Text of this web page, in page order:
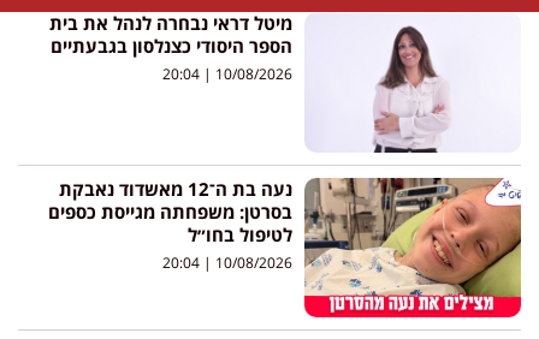
מיטל דראי נבחרה לנהל את בית
הספר היסודי כצנלסון בגבעתיים
10/08/2026
נעה בת ה־12 מאשדוד נאבקת
בסרטן: משפחתה מגייסת כספים
לטיפול בחו״ל
10/08/2026